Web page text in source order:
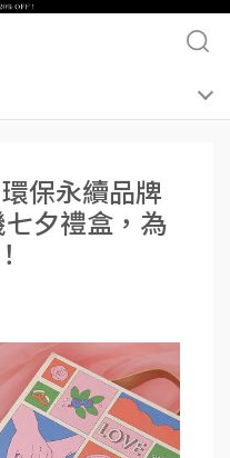
保永續品牌
夕禮盒，為